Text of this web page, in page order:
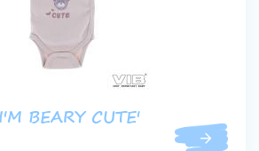
BEARY CUTE'